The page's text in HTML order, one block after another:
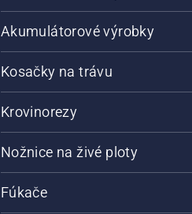
Akumulátorové výrobky
Kosačky na trávu
Krovinorezy
Nožnice na živé ploty
Fúkače